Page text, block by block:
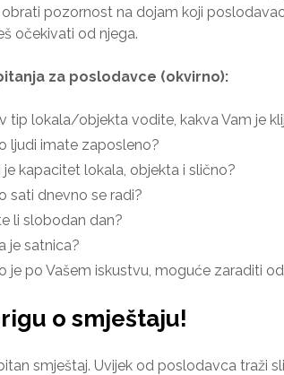
pozornost na dojam koji
očekivati od njega.
za poslodavce (okvirno):
tip lokala/objekta vodite, kakva Vam je
ljudi imate zaposleno?
je kapacitet lokala, objekta i slično?
sati dnevno se radi?
li slobodan dan?
je satnica?
je po Vašem iskustvu, moguće zaraditi
o smještaju!
smještaj. Uvijek od poslodavca traži